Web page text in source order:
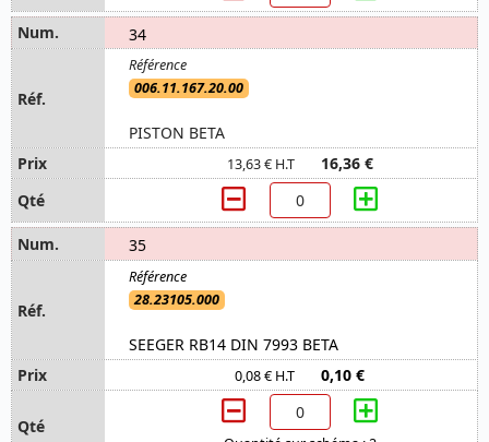
34
006.11.167.20.00
PISTON BETA
13,63 € H.T 16,36 €
35
28.23105.000
SEEGER RB14 DIN 7993 BETA
0,08 € H.T 0,10 €